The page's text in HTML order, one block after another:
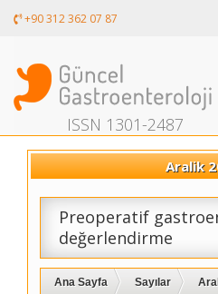
+90 312 362 07 87
ISSN 1301-2487
Aralik
Preoperatif
değerlendirme
Ana Sayfa Sayılar